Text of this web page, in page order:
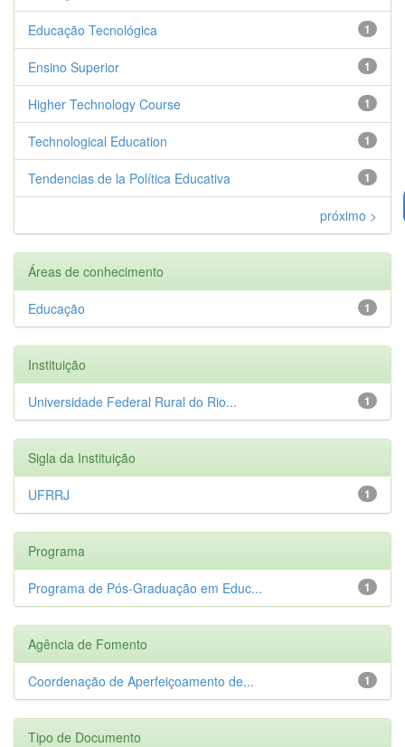
1
Educação Tecnológica
1
Ensino Superior
1
Higher Technology Course
1
Technological Education
1
Tendencias de la Política Educativa
próximo >
Áreas de conhecimento
1
Educação
Instituição
1
Universidade Federal Rural do Rio...
Sigla da Instituição
1
UFRRJ
Programa
1
Programa de Pós-Graduação em Educ...
Agência de Fomento
1
Coordenação de Aperfeiçoamento de...
Tipo de Documento